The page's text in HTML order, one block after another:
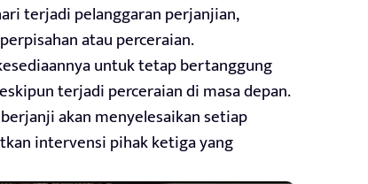
terjadi pelanggaran perjanjian,
atau perceraian.
untuk tetap bertanggung
terjadi perceraian di masa depan.
akan menyelesaikan setiap
intervensi pihak ketiga yang